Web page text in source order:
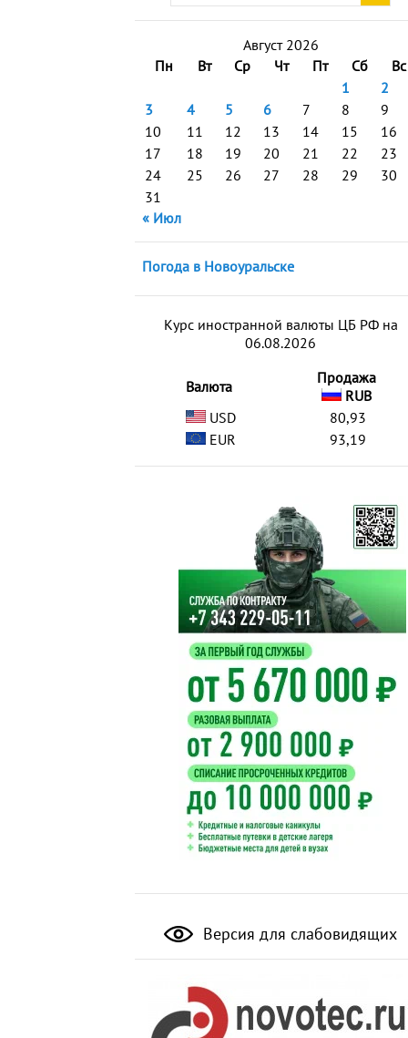
Август 2026
Пн
Вт Ср Чт Пт Сб
Вс
1
2
3
4 5 6 7 8
9
10
11 12 13 14 15
16
17
18 19 20 21 22
23
24
25 26 27 28 29
30
31
« Июл
Погода в Новоуральске
Курс иностранной валюты ЦБ РФ на
06.08.2026
Валюта
Продажа
RUB
USD
80,93
EUR
93,19
Версия для слабовидящих